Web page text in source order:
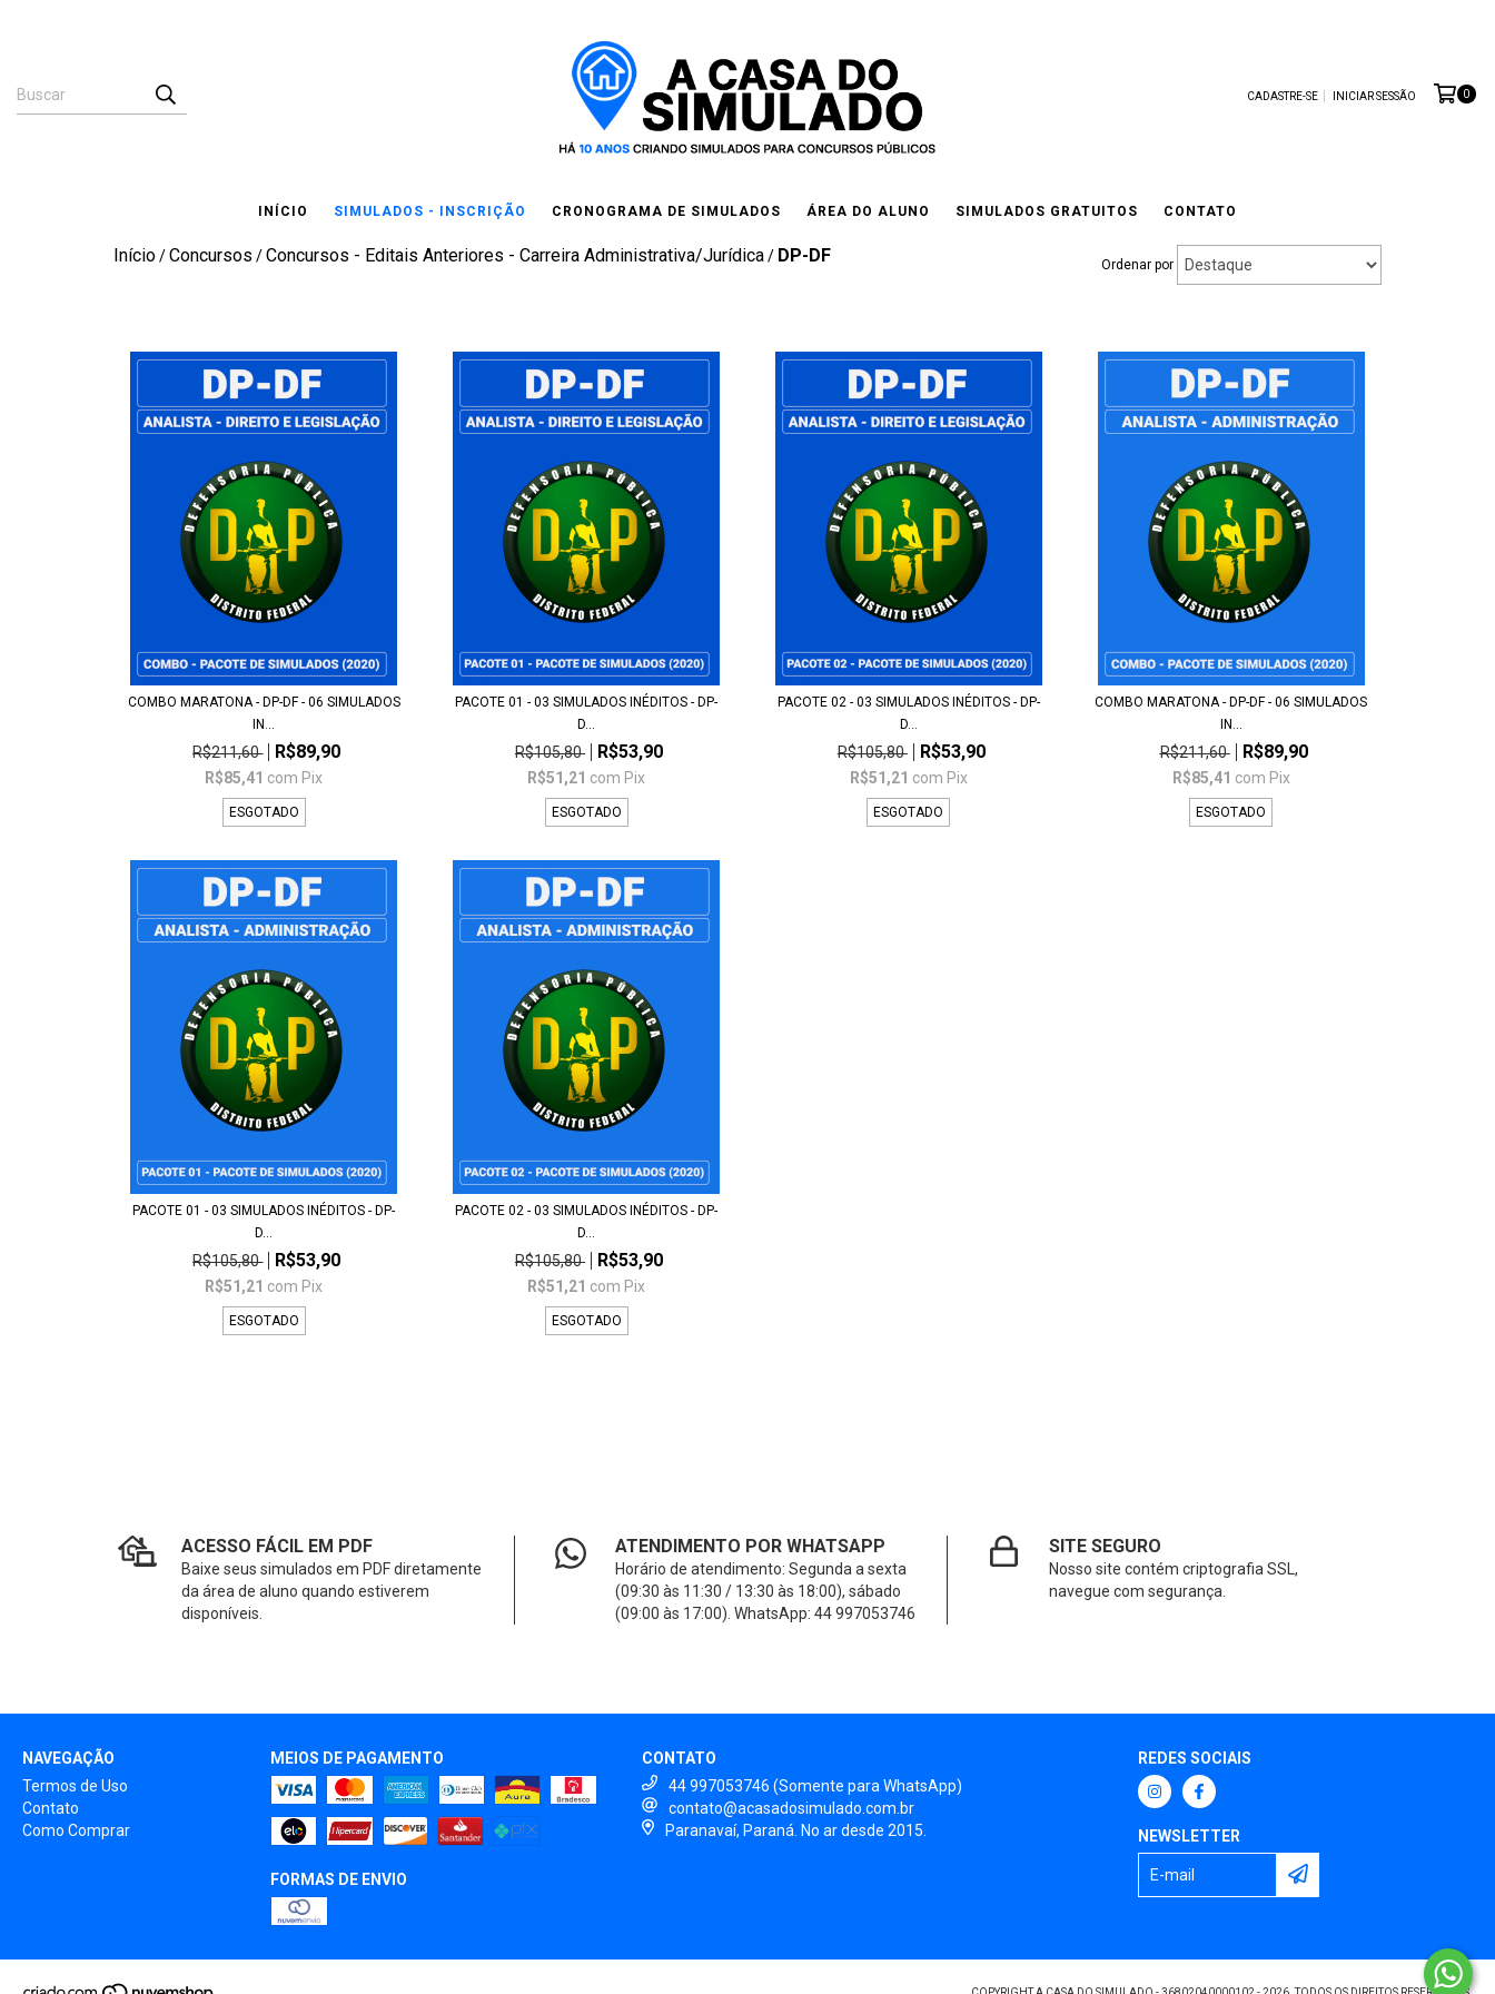
CADASTRE-SE INICIAR SESSÃO 0
INÍCIO SIMULADOS - INSCRIÇÃO CRONOGRAMA DE SIMULADOS ÁREA DO ALUNO SIMULADOS GRATUITOS CONTATO
Início/Concursos /Concursos - Editais Anteriores - Carreira Administrativa/Jurídica/ DP-DF Ordenar por
COMBO MARATONA - DP-DF - 06 SIMULADOS
IN...
R$211,60 R$89,90
R$85,41 com Pix
ESGOTADO
PACOTE 01 - 03 SIMULADOS INÉDITOS - DP-
D...
R$105,80 R$53,90
R$51,21 com Pix
ESGOTADO
PACOTE 02 - 03 SIMULADOS INÉDITOS - DP-
D...
R$105,80 R$53,90
R$51,21 com Pix
ESGOTADO
COMBO MARATONA - DP-DF - 06 SIMULADOS
IN...
R$211,60 R$89,90
R$85,41 com Pix
ESGOTADO
PACOTE 01 - 03 SIMULADOS INÉDITOS - DP-
D...
R$105,80 R$53,90
R$51,21 com Pix
ESGOTADO
PACOTE 02 - 03 SIMULADOS INÉDITOS - DP-
D...
R$105,80 R$53,90
R$51,21 com Pix
ESGOTADO
ACESSO FÁCIL EM PDF
Baixe seus simulados em PDF diretamente
da área de aluno quando estiverem
disponíveis.
ATENDIMENTO POR WHATSAPP
Horário de atendimento: Segunda a sexta
(09:30 às 11:30 / 13:30 às 18:00), sábado
(09:00 às 17:00). WhatsApp: 44 997053746
SITE SEGURO
Nosso site contém criptografia SSL,
navegue com segurança.
NAVEGAÇÃO
Termos de Uso
Contato
Como Comprar
MEIOS DE PAGAMENTO
FORMAS DE ENVIO
CONTATO
44 997053746 (Somente para WhatsApp)
contato@acasadosimulado.com.br
Paranavaí, Paraná. No ar desde 2015.
REDES SOCIAIS
NEWSLETTER